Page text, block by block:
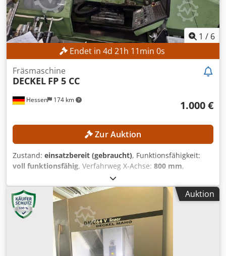
1 / 6
Endet in 4d 21h 10min 58s
Hessen 174 km
Fräsmaschine
DECKEL FP 5 CC
1.000 €
Zur Auktion
Zustand: einsatzbereit (gebraucht), Funktionsfähigkeit:
voll funktionsfähig, Verfahrweg X-Achse: 800 mm,
700 mm, Verfahrweg Z-Achse:
mm, Pinolenhub:80 mm, Gesamtgewicht:3.900 kg, Kein
Mindestpreis - garantierter Verkauf zum höchsten Gebot!
TECHNISCHE DETAILS Verfahrweg X-Achse: 800 mm
Verfahrweg Y-Achse: 700 mm Verfahrweg Z-Achse: 550 mm
Pinolenhub vertikal: 80 mm MASCHINEN-DETAILS
Maschinengewicht: 3.900 kg Cjdszpwxyspfx Adqorf
AUSSTATTUNG Rundtisch
Auktion